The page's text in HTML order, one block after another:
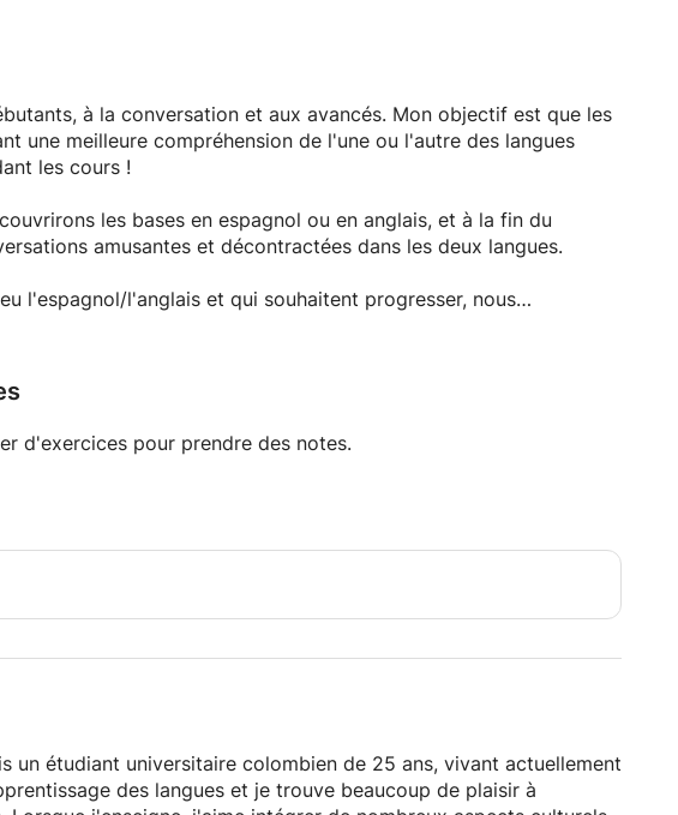
à la conversation et aux avancés. Mon objectif est que les
une meilleure compréhension de l'une ou l'autre des langues
les cours !
les bases en espagnol ou en anglais, et à la fin du
amusantes et décontractées dans les deux langues.
l'espagnol/l'anglais et qui souhaitent progresser, nous
antérieures et nous nous concentrerons sur l'expansion dans les
également données après chaque leçon. Cependant, ne vous
les cours seront définis au rythme que vous souhaitez.
d'exercices pour prendre des notes.
un étudiant universitaire colombien de 25 ans, vivant actuellement
des langues et je trouve beaucoup de plaisir à